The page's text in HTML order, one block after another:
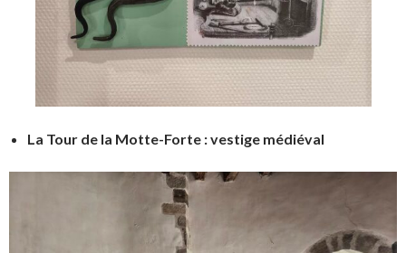
La Tour de la Motte-Forte : vestige médiéval